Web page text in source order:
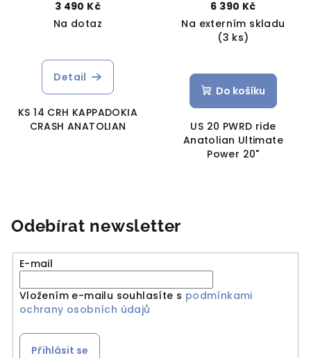
3 490 Kč
Na dotaz
Detail
KS 14 CRH KAPPADOKIA
CRASH ANATOLIAN
6 390 Kč
Na externím skladu
(3 ks)
Do košíku
US 20 PWRD ride
Anatolian Ultimate
Power 20"
Odebírat newsletter
E-mail
Vložením e-mailu souhlasíte s podmínkami
ochrany osobních údajů
Přihlásit se